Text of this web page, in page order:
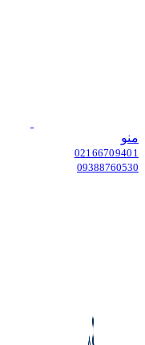
منو
02166709401
09388760530